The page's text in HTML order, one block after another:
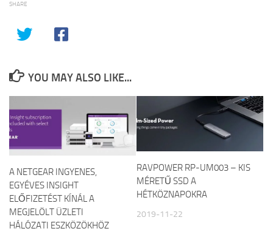
SHARE
YOU MAY ALSO LIKE...
A NETGEAR INGYENES,
EGYÉVES INSIGHT
ELŐFIZETÉST KÍNÁL A
MEGJELÖLT ÜZLETI
HÁLÓZATI ESZKÖZÖKHÖZ
RAVPOWER RP-UM003 – KIS
MÉRETŰ SSD A
HÉTKÖZNAPOKRA
2019-11-22